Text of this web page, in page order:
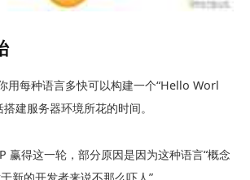
用每种语言多快可以构建一个“Hello Worl
建服务器环境所花的时间。
赢得这一轮，部分原因是因为这种语言“概念